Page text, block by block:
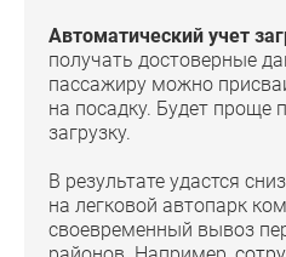
Автоматический учет
получать достоверные
пассажиру можно
на посадку. Будет проще
загрузку.
В результате удастся
на легковой автопарк
своевременный вывоз